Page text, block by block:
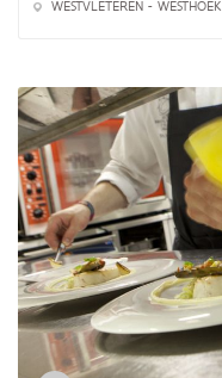
WESTVLETEREN - WESTHOEK